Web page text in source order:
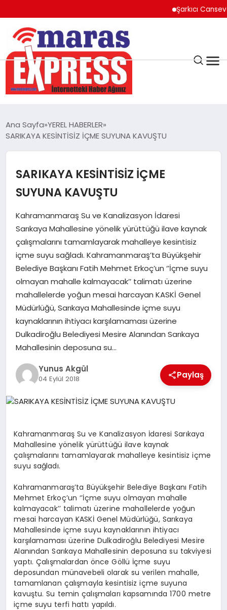
Şarkıcı Cansever
K.MARAŞ
ANDIRIN
ÇAĞLAYANCERİT
BİZE ULAŞIN
GÖKSUN
TÜRKOĞLU
PAZARCIK
KÜNYE
NURHAK
Ana Sayfa YEREL HABERLER
SARIKAYA KESİNTİSİZ İÇME SUYUNA KAVUŞTU
SARIKAYA KESİNTİSİZ İÇME
SUYUNA KAVUŞTU
Kahramanmaraş Su ve Kanalizasyon İdaresi
Sarıkaya Mahallesine yönelik yürüttüğü ilave kaynak
çalışmalarını tamamlayarak mahalleye kesintisiz
içme suyu sağladı. Kahramanmaraş’ta Büyükşehir
Belediye Başkanı Fatih Mehmet Erkoç’un ‘’İçme suyu
olmayan mahalle kalmayacak’’ talimatı üzerine
mahallelerde yoğun mesai harcayan KASKİ Genel
Müdürlüğü, Sarıkaya Mahallesinde içme suyu
kaynaklarının ihtiyacı karşılamaması üzerine
Dulkadiroğlu Belediyesi Mesire Alanından Sarıkaya
Mahallesinin deposuna su…
Yunus Akgül
04 Eylül 2018 Paylaş
Kahramanmaraş Su ve Kanalizasyon İdaresi Sarıkaya
Mahallesine yönelik yürüttüğü ilave kaynak
çalışmalarını tamamlayarak mahalleye kesintisiz içme
suyu sağladı.
Kahramanmaraş’ta Büyükşehir Belediye Başkanı Fatih
Mehmet Erkoç’un ‘’İçme suyu olmayan mahalle
kalmayacak’’ talimatı üzerine mahallelerde yoğun
mesai harcayan KASKİ Genel Müdürlüğü, Sarıkaya
Mahallesinde içme suyu kaynaklarının ihtiyacı
karşılamaması üzerine Dulkadiroğlu Belediyesi Mesire
Alanından Sarıkaya Mahallesinin deposuna su takviyesi
yaptı. Çalışmalardan önce Göllü İçme suyu
deposundan münavebeli olarak su verilen mahalle,
tamamlanan çalışmayla kesintisiz içme suyuna
kavuştu. Su temin çalışmaları kapsamında 1700 metre
içme suyu terfi hattı yapıldı.